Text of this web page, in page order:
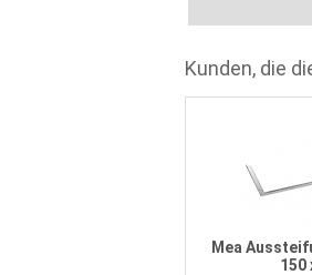
Kunden, die
Mea
150